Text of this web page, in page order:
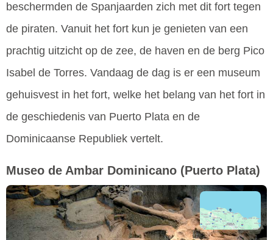
beschermden de Spanjaarden zich met dit fort tegen
de piraten. Vanuit het fort kun je genieten van een
prachtig uitzicht op de zee, de haven en de berg Pico
Isabel de Torres. Vandaag de dag is er een museum
gehuisvest in het fort, welke het belang van het fort in
de geschiedenis van Puerto Plata en de
Dominicaanse Republiek vertelt.
Museo de Ambar Dominicano (Puerto Plata)